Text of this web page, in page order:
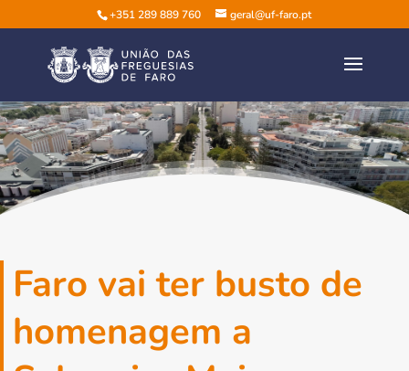
+351 289 889 760 geral@uf-faro.pt
Faro vai ter busto de
homenagem a